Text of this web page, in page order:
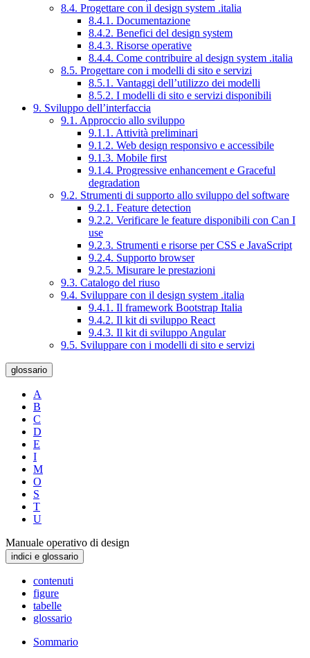
8.4. Progettare con il design system .italia
8.4.1. Documentazione
8.4.2. Benefici del design system
8.4.3. Risorse operative
8.4.4. Come contribuire al design system .italia
8.5. Progettare con i modelli di sito e servizi
8.5.1. Vantaggi dell’utilizzo dei modelli
8.5.2. I modelli di sito e servizi disponibili
9. Sviluppo dell’interfaccia
9.1. Approccio allo sviluppo
9.1.1. Attività preliminari
9.1.2. Web design responsivo e accessibile
9.1.3. Mobile first
9.1.4. Progressive enhancement e Graceful
degradation
9.2. Strumenti di supporto allo sviluppo del software
9.2.1. Feature detection
9.2.2. Verificare le feature disponibili con Can I
use
9.2.3. Strumenti e risorse per CSS e JavaScript
9.2.4. Supporto browser
9.2.5. Misurare le prestazioni
9.3. Catalogo del riuso
9.4. Sviluppare con il design system .italia
9.4.1. Il framework Bootstrap Italia
9.4.2. Il kit di sviluppo React
9.4.3. Il kit di sviluppo Angular
9.5. Sviluppare con i modelli di sito e servizi
glossario
A
B
C
D
E
I
M
O
S
T
U
Manuale operativo di design
indici e glossario
contenuti
figure
tabelle
glossario
Sommario